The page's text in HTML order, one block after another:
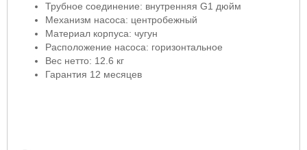
Трубное соединение: внутренняя G1 дюйм
Механизм насоса: центробежный
Материал корпуса: чугун
Расположение насоса: горизонтальное
Вес нетто: 12.6 кг
Гарантия 12 месяцев